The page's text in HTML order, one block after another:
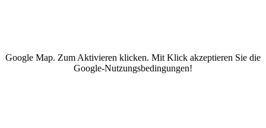
Google Map. Zum Aktivieren klicken. Mit Klick akzeptieren Sie die
Google-Nutzungsbedingungen!